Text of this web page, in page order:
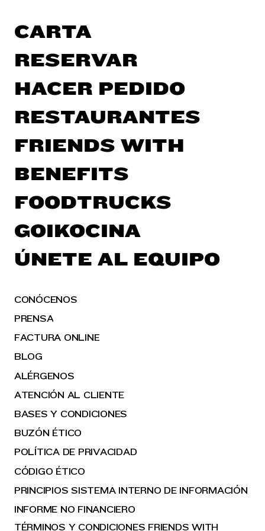
CARTA
RESERVAR
HACER PEDIDO
RESTAURANTES
FRIENDS WITH
BENEFITS
FOODTRUCKS
GOIKOCINA
ÚNETE AL EQUIPO
CONÓCENOS
PRENSA
FACTURA ONLINE
BLOG
ALÉRGENOS
ATENCIÓN AL CLIENTE
BASES Y CONDICIONES
BUZÓN ÉTICO
POLÍTICA DE PRIVACIDAD
CÓDIGO ÉTICO
PRINCIPIOS SISTEMA INTERNO DE INFORMACIÓN
INFORME NO FINANCIERO
TÉRMINOS Y CONDICIONES FRIENDS WITH